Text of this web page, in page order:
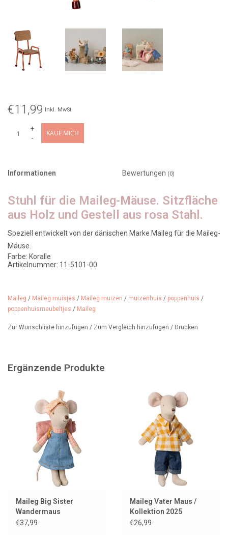
€11,99 Inkl. MwSt.
+
-
KAUF MICH
Informationen Bewertungen (0)
Stuhl für die Maileg-Mäuse. Sitzfläche
aus Holz und Gestell aus rosa Stahl.
Speziell entwickelt von der dänischen Marke Maileg für die Maileg-
Mäuse.
Farbe: Koralle
Artikelnummer: 11-5101-00
Alter: ab 3 Jahren
Abmessungen: 9 x 5 cm
Maileg / Maileg muisjes / Maileg muizen / muizenhuis / poppenhuis /
poppenhuismeubeltjes / Maileg
Zur Wunschliste hinzufügen / Zum Vergleich hinzufügen / Drucken
Ergänzende Produkte
Maileg Big Sister
Wandermaus
€37,99
Maileg Vater Maus /
Kollektion 2025
€26,99